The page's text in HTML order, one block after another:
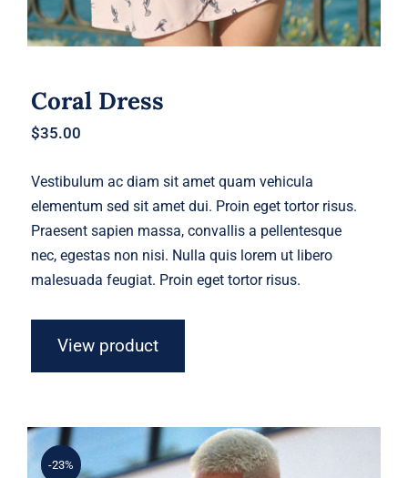
Coral Dress
$35.00
Vestibulum ac diam sit amet quam vehicula
elementum sed sit amet dui. Proin eget tortor risus.
Praesent sapien massa, convallis a pellentesque
nec, egestas non nisi. Nulla quis lorem ut libero
malesuada feugiat. Proin eget tortor risus.
View product
-23%